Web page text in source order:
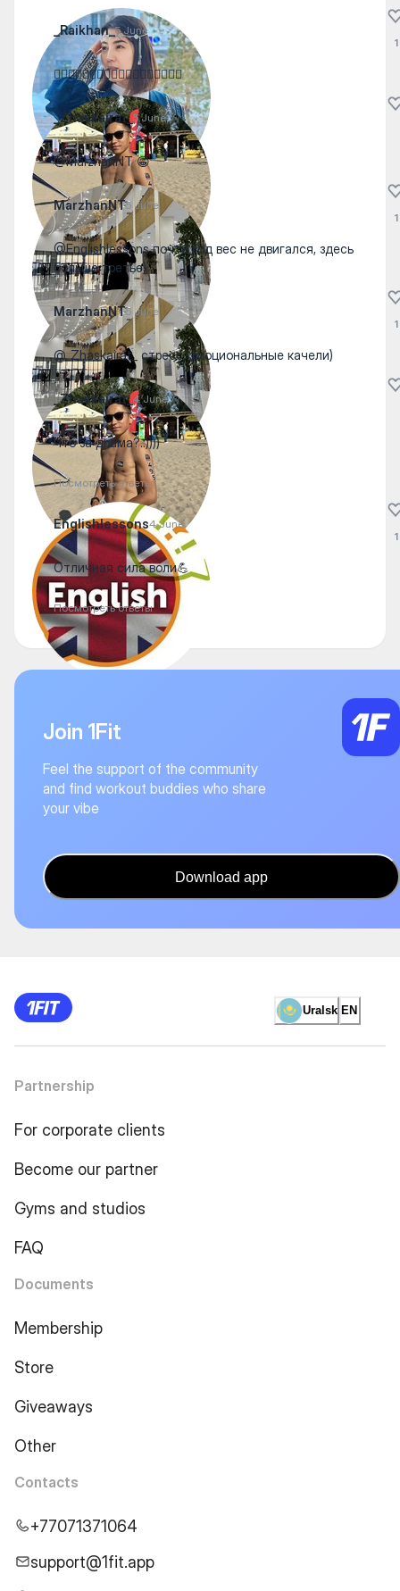
_Raikhan_5 June
👍🏻👍🏻👍🏻👍🏻👍🏻👏🏻👏🏻👏🏻👏🏻
1
_Zhaskairat_5 June
@MarzhanNT 😁
MarzhanNT5 June
@Englishlessons почти год вес не двигался, здесь
больше третье)
1
MarzhanNT5 June
@_Zhaskairat_ стресс, эмоциональные качели)
1
_Zhaskairat_4 June
Что за драма?..))))
Посмотреть ответы
Englishlessons4 June
Отличная сила воли💪
Посмотреть ответы
1
Join 1Fit
Feel the support of the community
and find workout buddies who share
your vibe
Download app
Uralsk EN
Partnership
For corporate clients
Become our partner
Gyms and studios
FAQ
Documents
Membership
Store
Giveaways
Other
Contacts
+77071371064
support@1fit.app